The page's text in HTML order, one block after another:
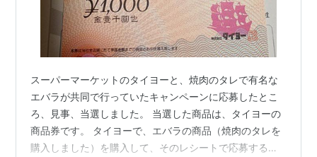
スーパーマーケットのタイヨーと、焼肉のタレで有名な
エバラが共同で行っていたキャンペーンに応募したとこ
ろ、見事、当選しました。 当選した商品は、タイヨーの
商品券です。 タイヨーで、エバラの商品（焼肉のタレを
購入しました）を購入して、そのレシートで応募するク